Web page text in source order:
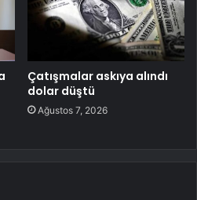
Çatışmalar askıya alındı
dolar düştü
Ağustos 7, 2026